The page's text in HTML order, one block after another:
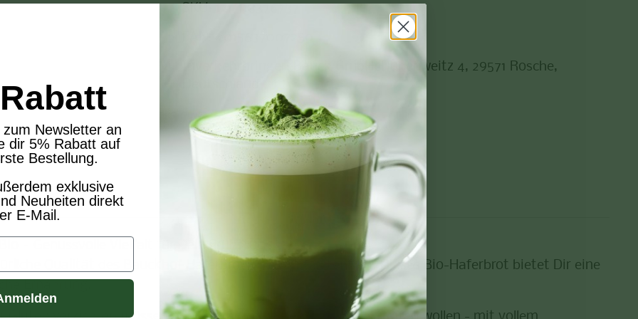
Inverkehrbringer: Bauck GmbH, Duhenweitz 4, 29571 Rosche,
– Genussvolle Vielfalt für Dein Frühstück
Qualität des
Bauckhof Haferbrot Vollkorn (glutenfrei). Dieses Bio-Haferbrot bietet Dir eine
Ernährung.
Newsletter an
dir 5% Rabatt auf
Bestellung.
exklusive
Neuheiten direkt
E-Mail.